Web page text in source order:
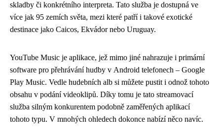
skladby či konkrétního interpreta. Tato služba je dostupná ve
více jak 95 zemích světa, mezi které patří i takové exotické
destinace jako Caicos, Ekvádor nebo Uruguay.
YouTube Music je aplikace, jež mimo jiné nahrazuje i primární
software pro přehrávání hudby v Android telefonech – Google
Play Music. Vedle hudebních alb si můžete pustit i odnož tohoto
obsahu v podání videoklipů. Díky tomu je tato streamovací
služba silným konkurentem podobně zaměřených aplikací
tohoto typu. V mnohých ohledech dokonce nabízí něco navíc.